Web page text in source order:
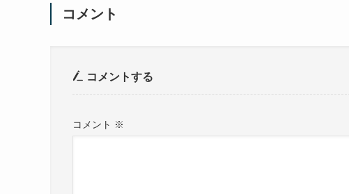
コメント
コメントする
コメント ※